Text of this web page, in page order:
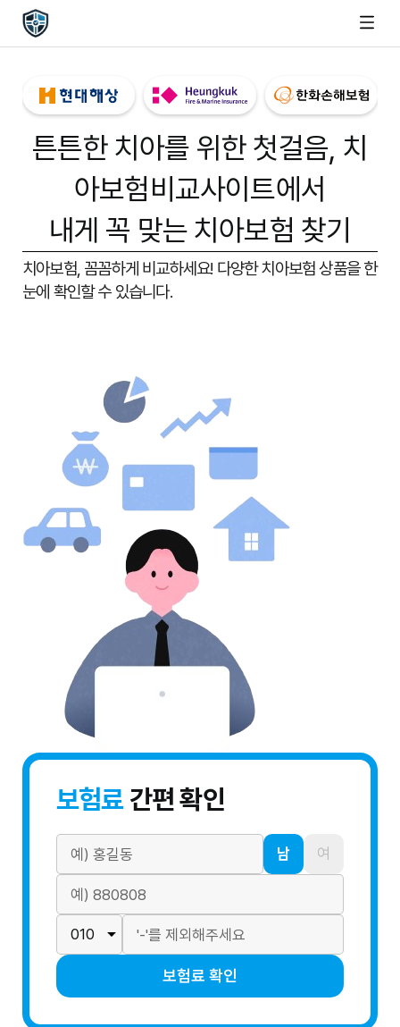
튼튼한 치아를 위한 첫걸음, 치
아보험비교사이트에서
내게 꼭 맞는 치아보험 찾기
치아보험, 꼼꼼하게 비교하세요! 다양한 치아보험 상품을 한
눈에 확인할 수 있습니다.
보험료간편 확인
남 여
보험료 확인